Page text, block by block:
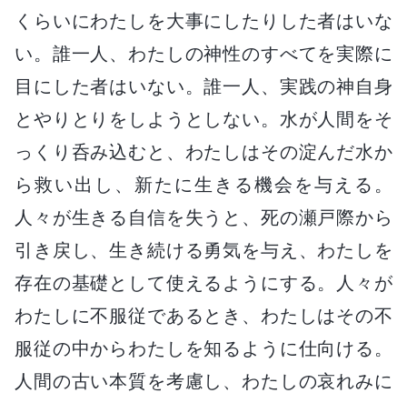
くらいにわたしを大事にしたりした者はいな
い。誰一人、わたしの神性のすべてを実際に
目にした者はいない。誰一人、実践の神自身
とやりとりをしようとしない。水が人間をそ
っくり呑み込むと、わたしはその淀んだ水か
ら救い出し、新たに生きる機会を与える。
人々が生きる自信を失うと、死の瀬戸際から
引き戻し、生き続ける勇気を与え、わたしを
存在の基礎として使えるようにする。人々が
わたしに不服従であるとき、わたしはその不
服従の中からわたしを知るように仕向ける。
人間の古い本質を考慮し、わたしの哀れみに